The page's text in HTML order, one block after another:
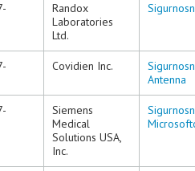
Randox
Laboratories
Ltd.
Covidien Inc.
Antenna
Siemens
Medical
Solutions USA,
Inc.